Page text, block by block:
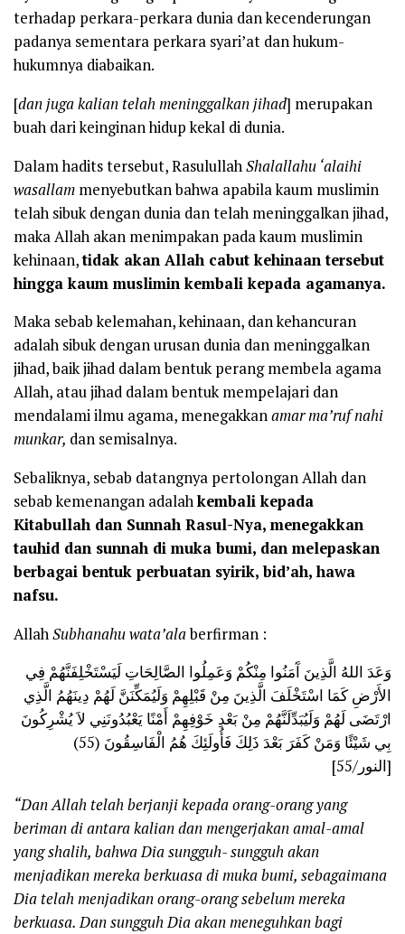
terhadap perkara-perkara dunia dan kecenderungan
padanya sementara perkara syari’at dan hukum-
hukumnya diabaikan.
[dan juga kalian telah meninggalkan jihad] merupakan
buah dari keinginan hidup kekal di dunia.
Dalam hadits tersebut, RasulullahShalallahu ‘alaihi
wasallam menyebutkan bahwa apabila kaum muslimin
telah sibuk dengan dunia dan telah meninggalkan jihad,
maka Allah akan menimpakan pada kaum muslimin
kehinaan,tidak akan Allah cabut kehinaan tersebut
hingga kaum muslimin kembali kepada agamanya.
Maka sebab kelemahan, kehinaan, dan kehancuran
adalah sibuk dengan urusan dunia dan meninggalkan
jihad, baik jihad dalam bentuk perang membela agama
Allah, atau jihad dalam bentuk mempelajari dan
mendalami ilmu agama, menegakkanamar ma’ruf nahi
munkar, dan semisalnya.
Sebaliknya, sebab datangnya pertolongan Allah dan
sebab kemenangan adalahkembali kepada
Kitabullah dan Sunnah Rasul-Nya, menegakkan
tauhid dan sunnah di muka bumi, dan melepaskan
berbagai bentuk perbuatan syirik, bid’ah, hawa
nafsu.
AllahSubhanahu wata’alaberfirman :
وَعَدَ اللهُ الَّذِينَ آَمَنُوا مِنْكُمْ وَعَمِلُوا الصَّالِحَاتِ لَيَسْتَخْلِفَنَّهُمْ فِي
الأَرْضِ كَمَا اسْتَخْلَفَ الَّذِينَ مِنْ قَبْلِهِمْ وَلَيُمَكِّنَنَّ لَهُمْ دِينَهُمُ الَّذِي
ارْتَضَى لَهُمْ وَلَيُبَدِّلَنَّهُمْ مِنْ بَعْدِ خَوْفِهِمْ أَمْنًا يَعْبُدُونَنِي لاَ يُشْرِكُونَ
بِي شَيْئًا وَمَنْ كَفَرَ بَعْدَ ذَلِكَ فَأُولَئِكَ هُمُ الْفَاسِقُونَ (55)
[النور/55]
“Dan Allah telah berjanji kepada orang-orang yang
beriman di antara kalian dan mengerjakan amal-amal
yang shalih, bahwa Dia sungguh- sungguh akan
menjadikan mereka berkuasa di muka bumi, sebagaimana
Dia telah menjadikan orang-orang sebelum mereka
berkuasa. Dan sungguh Dia akan meneguhkan bagi